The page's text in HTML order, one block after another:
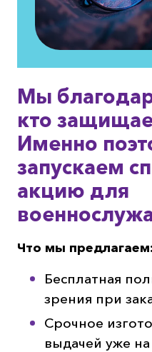
Мы
кто
Именно
запускаем
акцию для
Что мы
Бесплатная
зрения при
Срочное
выдачей уже